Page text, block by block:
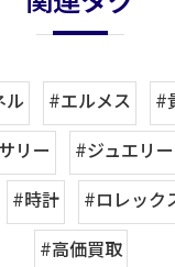
ル #エルメス
#
リー
#ジュエリー
#時計 #ロレック
#高価買取